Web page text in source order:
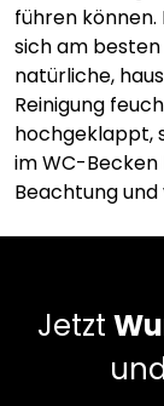
führen können.
sich am
natürliche,
Reinigung
hochgeklappt,
im WC-Becken
Beachtung
Jetzt